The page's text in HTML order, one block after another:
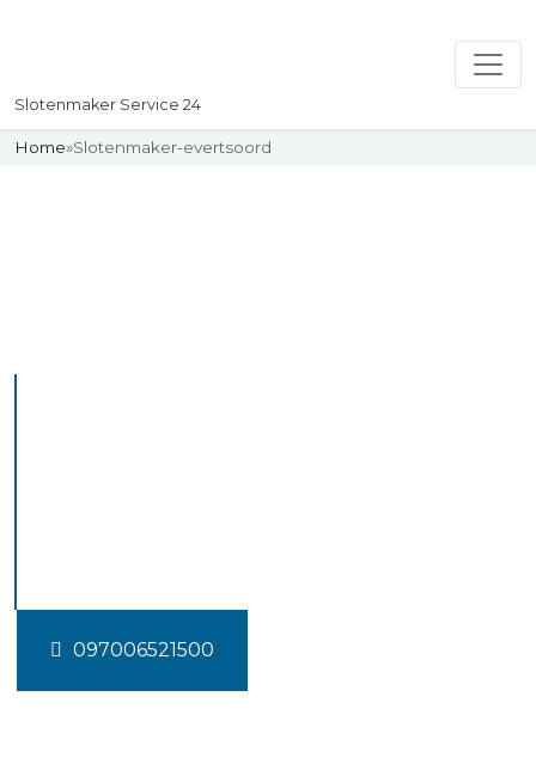
Slotenmaker Service 24
Home»Slotenmaker-evertsoord
097006521500